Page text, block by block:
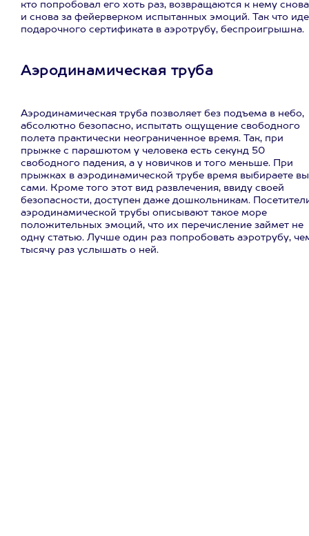
кто попробовал его хоть раз, возвращаются к нему снова
и снова за фейерверком испытанных эмоций. Так что
подарочного сертификата в аэротрубу, беспроигрышна.
Аэродинамическая труба
Аэродинамическая труба позволяет без подъема в небо,
абсолютно безопасно, испытать ощущение свободного
полета практически неограниченное время. Так, при
прыжке с парашютом у человека есть секунд 50
свободного падения, а у новичков и того меньше. При
прыжках в аэродинамической трубе время выбираете вы
сами. Кроме того этот вид развлечения, ввиду своей
безопасности, доступен даже дошкольникам.
аэродинамической трубы описывают такое море
положительных эмоций, что их перечисление займет не
одну статью. Лучше один раз попробовать аэротрубу,
тысячу раз услышать о ней.